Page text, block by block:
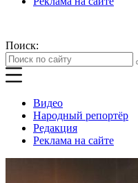
Поиск:
Видео
Народный репортёр
Редакция
Реклама на сайте